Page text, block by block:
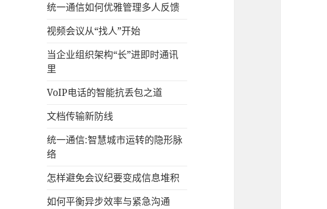
统一通信如何优雅管理多人反馈
视频会议从“找人”开始
当企业组织架构“长”进即时通讯
里
VoIP电话的智能抗丢包之道
文档传输新防线
统一通信:智慧城市运转的隐形脉
络
怎样避免会议纪要变成信息堆积
如何平衡异步效率与紧急沟通